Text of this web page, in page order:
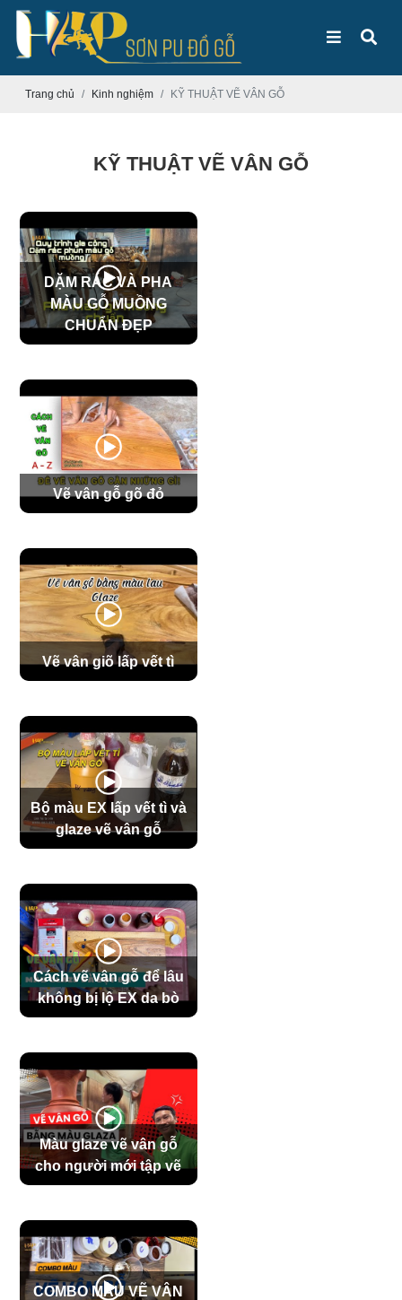
Trang chủ Kinh nghiệm KỸ THUẬT VẼ VÂN GỖ
KỸ THUẬT VẼ VÂN GỖ
DẶM RÁC VÀ PHA
MÀU GỖ MUỒNG
CHUẨN ĐẸP
Vẽ vân gỗ gõ đỏ
Vẽ vân giõ lấp vết tì
Bộ màu EX lấp vết tì và
glaze vẽ vân gỗ
Cách vẽ vân gỗ để lâu
không bị lộ EX da bò
Màu glaze vẽ vân gỗ
cho người mới tập vẽ
COMBO MÀU VẼ VÂN